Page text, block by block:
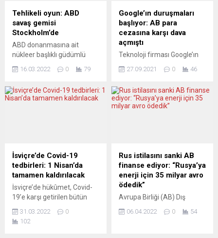
üzere dirençli...
aktörlerin müzakerelerde
arabuluculuğa hazır
olduğunu
söyleyerek, Ukrayna’yı
ölümlere son vermek için
Rusya ile müzakerelere
başvurmaya çağırması pek
Tehlikeli oyun: ABD
savaş gemisi
Stockholm’de
ABD donanmasına ait
nükleer başlıklı güdümlü
Sherman adlı savaş
Stockholm’de Frihamnen
katıldığını, daha sonra
Stockholm’e geldiğini
söyledi. Tatbikatın gizliliği
Stockholm’de olduğunu
açıklayamayacağını aktaran
Olsson,...
16.03.2022 0 79
Google’ın duruşmaları
başlıyor: AB para
cezasına karşı dava
açmıştı
Teknoloji firması Google’ın
piyasa egemenliğini kötüye
Avrupa Birliği (AB)
tarafından kesilen 4,34
bulunan AB’nin en yüksek
mahkemesi Avrupa Adalet
Divanı yapısı içinde yer alan
AB Genel Mahkemesi, bu
merkezli Google’ın AB...
27.09.2021 0 46
İsviçre’de Covid-19
tedbirleri: 1 Nisan’da
tamamen kaldırılacak
İsviçre’de hükûmet, Covid-
19’e karşı getirilen bütün
itibaren kaldırılacağını
duyurdu. Bakanlar Kurulu
31.03.2022
0
102
Rus istilasını sanki AB
finanse ediyor: “Rusya’ya
enerji için 35 milyar avro
ödedik”
Avrupa Birliği (AB) Dış
Yüksek Temsilcisi Josep
06.04.2022 0 54